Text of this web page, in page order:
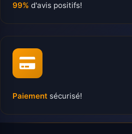
99% d'avis positifs!
Paiement sécurisé!